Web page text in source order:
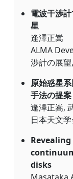
電波干渉
逢澤正嵩
ALMA
渉計の展
原始惑星
手
逢澤正嵩,
日本天文